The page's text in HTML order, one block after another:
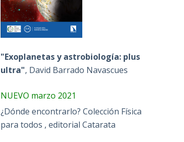
"Exoplanetas y astrobiología: plus
ultra", David Barrado Navascues
NUEVO marzo 2021
¿Dónde encontrarlo? Colección Física
para todos , editorial Catarata